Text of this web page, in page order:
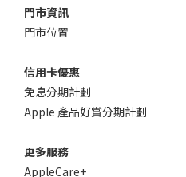
門市資訊
門市位置
信用卡優惠
免息分期計劃
Apple 產品好賞分期計劃
更多服務
AppleCare+